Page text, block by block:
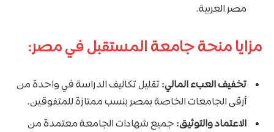
مصر العربية.
مزايا منحة جامعة المستقبل في مصر:
تخفيف العبء المالي:تقليل تكاليف الدراسة في واحدة من
أرقى الجامعات الخاصة بمصر بنسب ممتازة للمتفوقين.
الاعتماد والتوثيق: جميع شهادات الجامعة معتمدة من